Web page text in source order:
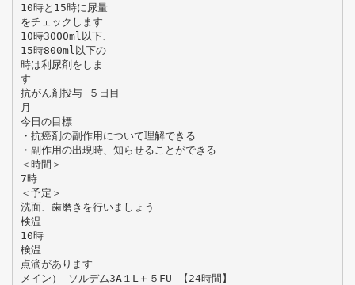
10時と15時に尿量
をチェックします
10時3000ml以下、
15時800ml以下の
時は利尿剤をしま
す
抗がん剤投与 ５日目
月
今日の目標
・抗癌剤の副作用について理解できる
・副作用の出現時、知らせることができる
＜時間＞
7時
＜予定＞
洗面、歯磨きを行いましょう
検温
10時
検温
点滴があります
メイン） ソルデム3A１L＋５FU 【24時間】